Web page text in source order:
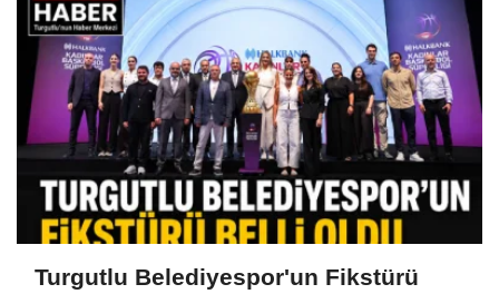
Turgutlu Belediyespor'un Fikstürü